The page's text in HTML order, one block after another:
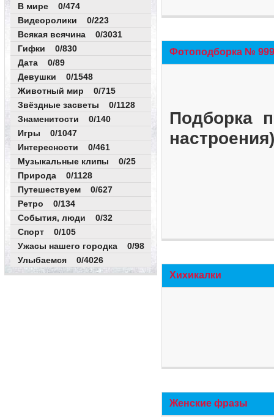
В мире 0/474
Видеоролики 0/223
Всякая всячина 0/3031
Гифки 0/830
Дата 0/89
Девушки 0/1548
Животный мир 0/715
Звёздные засветы 0/1128
Знаменитости 0/140
Игры 0/1047
Интересности 0/461
Музыкальные клипы 0/25
Природа 0/1128
Путешествуем 0/627
Ретро 0/134
События, люди 0/32
Спорт 0/105
Ужасы нашего городка 0/98
Улыбаемся 0/4026
Фотоподборка №
Подборка
Хихикалки
Женские фразы